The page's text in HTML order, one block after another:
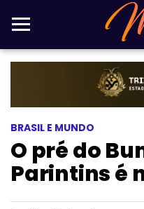
BRASIL E MUNDO
O pré do
Parintins é